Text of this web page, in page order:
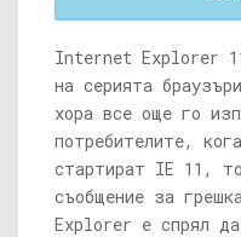
Internet Explorer 11
на серията
хора все още го
потребителите,
стартират IE 11,
съобщение за
Explorer е спрял